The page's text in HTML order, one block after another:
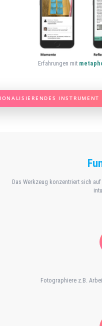
Erfahrungen mit
Das Werkzeug konzentriert sich
Fotographiere z.B.